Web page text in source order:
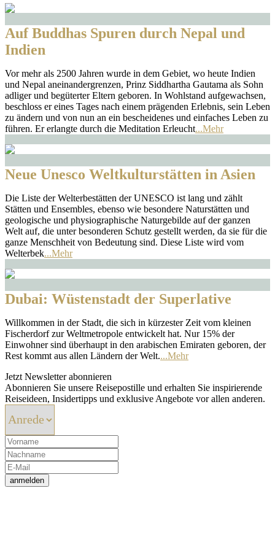
Auf Buddhas Spuren durch Nepal und
Indien
Vor mehr als 2500 Jahren wurde in dem Gebiet, wo heute Indien
und Nepal aneinandergrenzen, Prinz Siddhartha Gautama als Sohn
adliger und begüterter Eltern geboren. In Wohlstand aufgewachsen,
beschloss er eines Tages nach einem prägenden Erlebnis, sein Leben
zu ändern und von nun an ein bescheidenes und einfaches Leben zu
führen. Er erlangte durch die Meditation Erleucht...Mehr
Neue Unesco Weltkulturstätten in Asien
Die Liste der Welterbestätten der UNESCO ist lang und zählt
Stätten und Ensembles, ebenso wie besondere Naturstätten und
geologische und physiographische Naturgebilde auf der ganzen
Welt auf, die unter besonderen Schutz gestellt werden, da sie für die
ganze Menschheit von Bedeutung sind. Diese Liste wird vom
Welterbek...Mehr
Dubai: Wüstenstadt der Superlative
Willkommen in der Stadt, die sich in kürzester Zeit vom kleinen
Fischerdorf zur Weltmetropole entwickelt hat. Nur 15% der
Einwohner sind überhaupt in den arabischen Emiraten geboren, der
Rest kommt aus allen Ländern der Welt....Mehr
Jetzt Newsletter abonnieren
Abonnieren Sie unsere Reisepostille und erhalten Sie inspirierende
Reiseideen, Insidertipps und exklusive Angebote vor allen anderen.
anmelden